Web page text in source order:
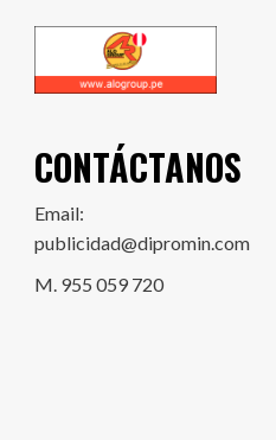
CONTÁCTANOS
Email:
publicidad@dipromin.com
M. 955 059 720